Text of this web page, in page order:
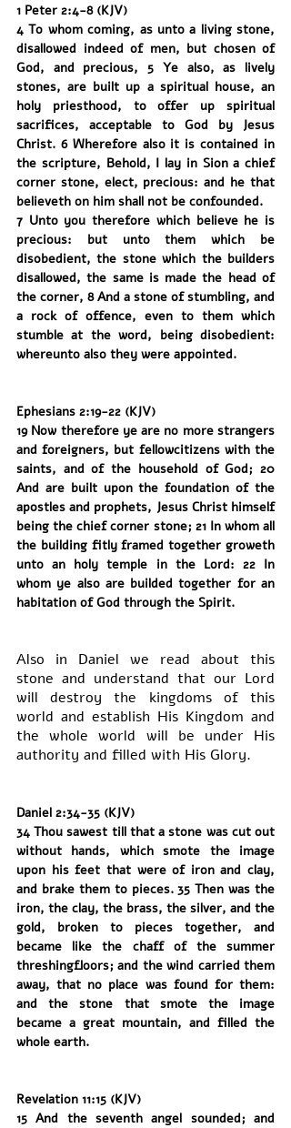
1 Peter 2:4-8 (KJV)
4 To whom coming, as unto a living stone,
disallowed indeed of men, but chosen of
God, and precious, 5 Ye also, as lively
stones, are built up a spiritual house, an
holy priesthood, to offer up spiritual
sacrifices, acceptable to God by Jesus
Christ. 6 Wherefore also it is contained in
the scripture, Behold, I lay in Sion a chief
corner stone, elect, precious: and he that
believeth on him shall not be confounded.
7 Unto you therefore which believe he is
precious: but unto them which be
disobedient, the stone which the builders
disallowed, the same is made the head of
the corner, 8 And a stone of stumbling, and
a rock of offence, even to them which
stumble at the word, being disobedient:
whereunto also they were appointed.
Ephesians 2:19-22 (KJV)
19 Now therefore ye are no more strangers
and foreigners, but fellowcitizens with the
saints, and of the household of God; 20
And are built upon the foundation of the
apostles and prophets, Jesus Christ himself
being the chief corner stone; 21 In whom all
the building fitly framed together groweth
unto an holy temple in the Lord: 22 In
whom ye also are builded together for an
habitation of God through the Spirit.
Also in Daniel we read about this
stone and understand that our Lord
will destroy the kingdoms of this
world and establish His Kingdom and
the whole world will be under His
authority and filled with His Glory.
Daniel 2:34-35 (KJV)
34 Thou sawest till that a stone was cut out
without hands, which smote the image
upon his feet that were of iron and clay,
and brake them to pieces. 35 Then was the
iron, the clay, the brass, the silver, and the
gold, broken to pieces together, and
became like the chaff of the summer
threshingfloors; and the wind carried them
away, that no place was found for them:
and the stone that smote the image
became a great mountain, and filled the
whole earth.
Revelation 11:15 (KJV)
15 And the seventh angel sounded; and